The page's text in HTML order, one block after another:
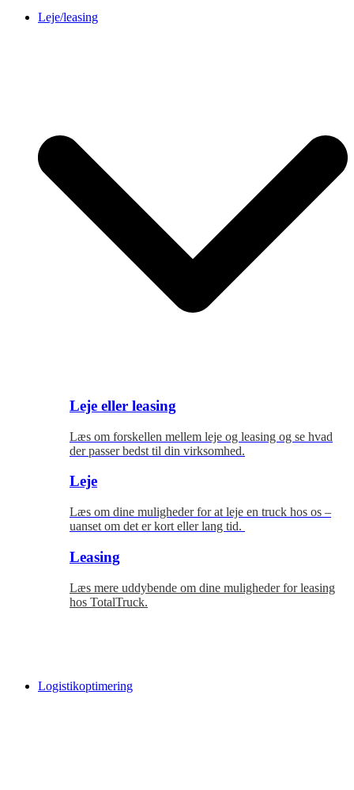
Leje/leasing
Leje eller leasing
Læs om forskellen mellem leje og leasing og se hvad
der passer bedst til din virksomhed.
Leje
Læs om dine muligheder for at leje en truck hos os –
uanset om det er kort eller lang tid.
Leasing
Læs mere uddybende om dine muligheder for leasing
hos TotalTruck.
Logistikoptimering